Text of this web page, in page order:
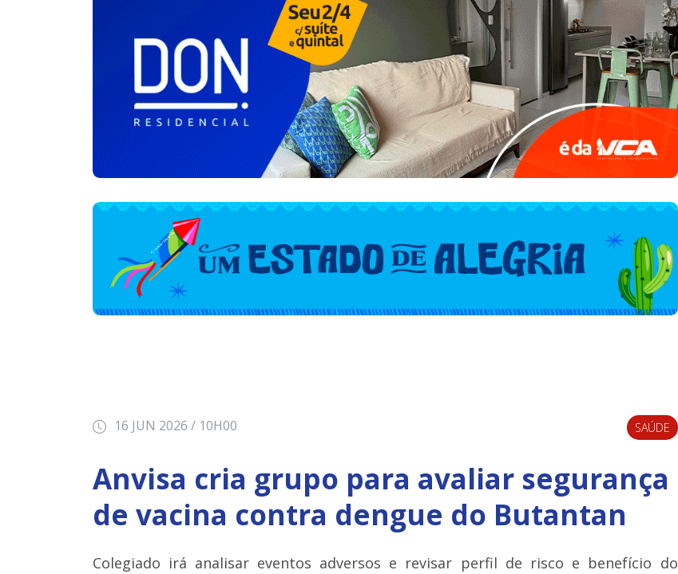
16 JUN 2026 / 10H00 SAÚDE
Anvisa cria grupo para avaliar segurança
de vacina contra dengue do Butantan
Colegiado irá analisar eventos adversos e revisar perfil de risco e benefício do